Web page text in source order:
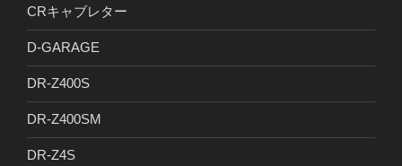
CRキャブレター
D-GARAGE
DR-Z400S
DR-Z400SM
DR-Z4S